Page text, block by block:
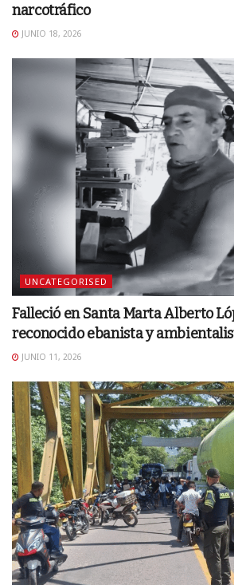
narcotráfico
JUNIO 18, 2026
UNCATEGORISED
Falleció en Santa Marta Alberto
reconocido ebanista y
JUNIO 11, 2026